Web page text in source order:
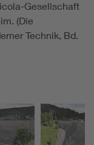
Gesellschaft
(Die
Technik, Bd.